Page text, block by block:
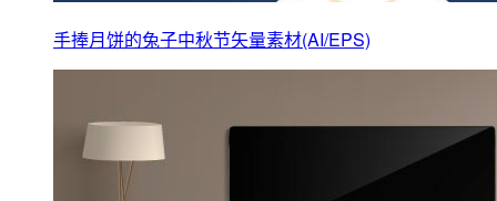
手捧月饼的兔子中秋节矢量素材(AI/EPS)